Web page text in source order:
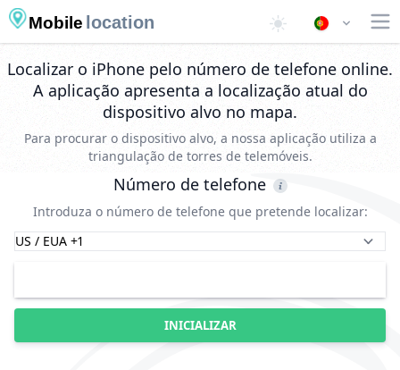
Mobile location
Localizar o iPhone pelo número de telefone online.
A aplicação apresenta a localização atual do
dispositivo alvo no mapa.
Para procurar o dispositivo alvo, a nossa aplicação utiliza a
triangulação de torres de telemóveis.
Número de telefone
Introduza o número de telefone que pretende localizar:
INICIALIZAR